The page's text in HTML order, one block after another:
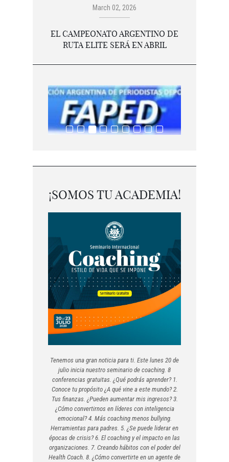
March 02, 2026
EL CAMPEONATO ARGENTINO DE
RUTA ELITE SERÁ EN ABRIL
¡SOMOS TU ACADEMIA!
Tenemos una gran noticia para ti. Este lunes 20 de
julio inicia nuestro seminario de coaching. 8
conferencias gratuitas. ¿Qué podrás aprender? 1.
Conoce tu propósito ¿A qué vine a este mundo? 2.
Tus finanzas. ¿Pueden aumentar mis ingresos? 3.
¿Cómo convertirnos en líderes con inteligencia
emocional? 4. Más coaching menos bullying.
Herramientas para padres. 5. ¿Se puede liderar en
épocas de crisis? 6. El coaching y el impacto en las
organizaciones. 7. Creando hábitos con el poder del
Health Coach. 8. ¿Cómo convertirte en un agente de